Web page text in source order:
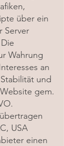
über ein
Server
Wahrung
an
und
gem.
USA
einen